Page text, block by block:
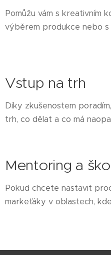
Pomůžu vám s kreativním
výběrem produkce nebo s
Vstup na trh
Díky zkušenostem
trh, co dělat a co má
Mentoring a
Pokud chcete nastavit
markeťáky v oblastech,